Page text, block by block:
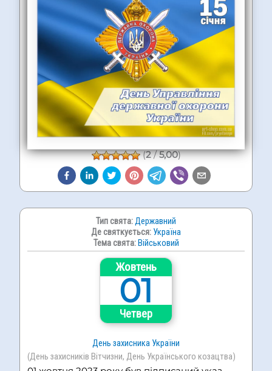
(2/5,00)
Тип свята:Державний
Де святкується: Україна
Тема свята:Військовий
Жовтень
01
Четвер
День захисника України
(День захисників Вітчизни, День Українського козацтва)